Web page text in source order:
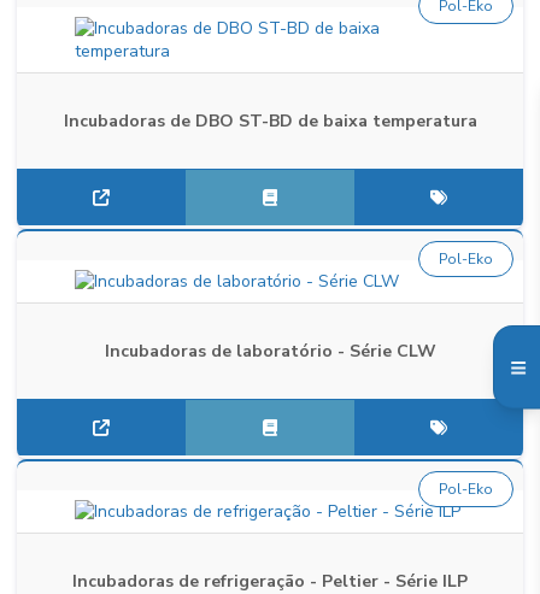
Incubadoras de DBO ST-BD de baixa temperatura
Pol-Eko
Incubadoras de laboratório - Série CLW
Pol-Eko
Incubadoras de refrigeração - Peltier - Série ILP
Pol-Eko